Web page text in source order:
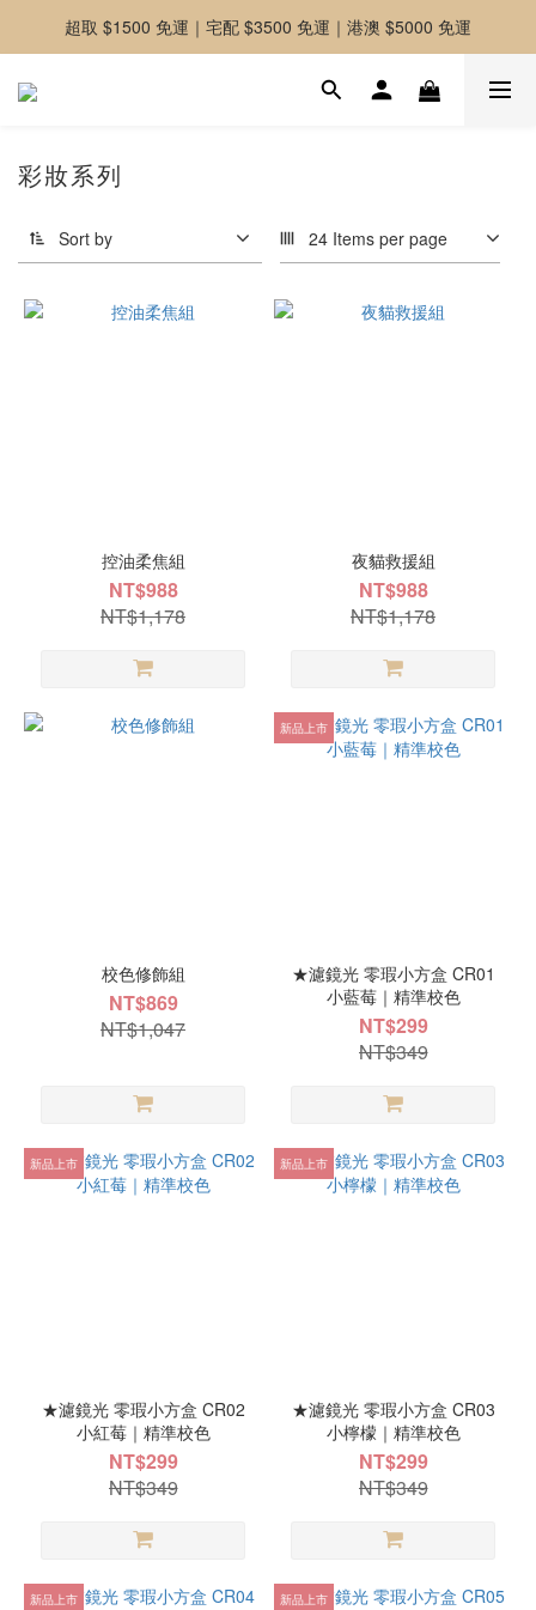
-好友募集中-加入官方LINE好友獲取優惠券
超取 $1500 免運｜宅配 $3500 免運｜港澳 $5000 免運
-好友募集中-加入官方LINE好友獲取優惠券
彩妝系列
Sort by 24 Items per page
控油柔焦組
NT$988
NT$1,178
夜貓救援組
NT$988
NT$1,178
校色修飾組
NT$869
NT$1,047
新品上市
★濾鏡光 零瑕小方盒 CR01
小藍莓｜精準校色
NT$299
NT$349
新品上市
★濾鏡光 零瑕小方盒 CR02
小紅莓｜精準校色
NT$299
NT$349
新品上市
★濾鏡光 零瑕小方盒 CR03
小檸檬｜精準校色
NT$299
NT$349
新品上市 新品上市